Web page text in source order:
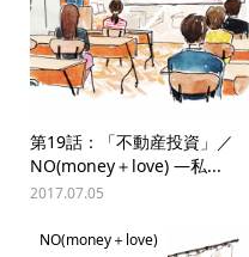
第19話：「不動産投資」／
NO(money＋love) —私...
2017.07.05
NO(money＋love)